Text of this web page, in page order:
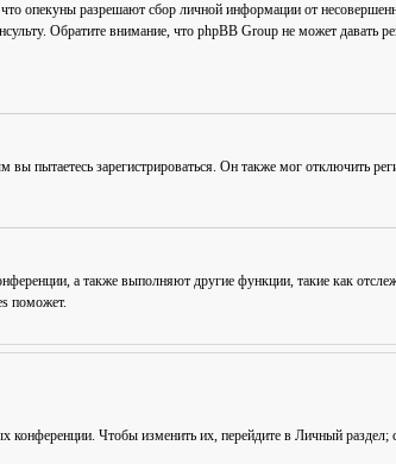
опекуны разрешают сбор личной информации от
Обратите внимание, что phpBB Group не может
пытаетесь зарегистрироваться. Он также мог отключить
а также выполняют другие функции, такие как
поможет.
конференции. Чтобы изменить их, перейдите в Личный раздел;